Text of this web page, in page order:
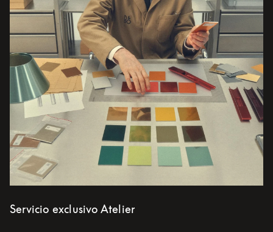
Servicio exclusivo Atelier